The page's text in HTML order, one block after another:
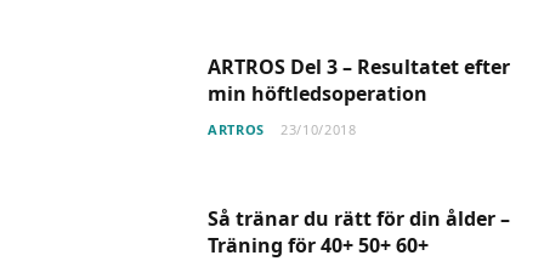
ARTROS Del 3 – Resultatet efter
min höftledsoperation
ARTROS 23/10/2018
Så tränar du rätt för din ålder –
Träning för 40+ 50+ 60+